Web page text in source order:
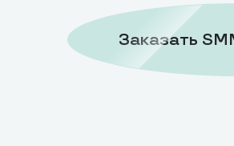
Заказать